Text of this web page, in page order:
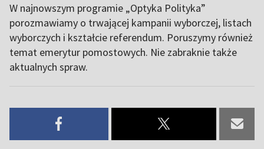
W najnowszym programie „Optyka Polityka”
porozmawiamy o trwającej kampanii wyborczej, listach
wyborczych i kształcie referendum. Poruszymy również
temat emerytur pomostowych. Nie zabraknie także
aktualnych spraw.